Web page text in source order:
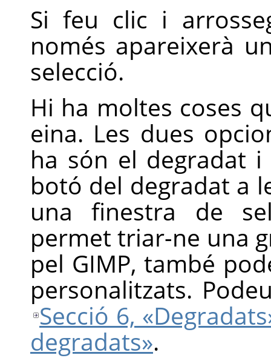
Si feu clic i
només apareixerà
selecció.
Hi ha moltes coses
eina. Les dues
ha són el degradat
botó del degradat a
una finestra de
permet triar-ne una
pel GIMP, també
personalitzats.
Secció 6,
degradats».